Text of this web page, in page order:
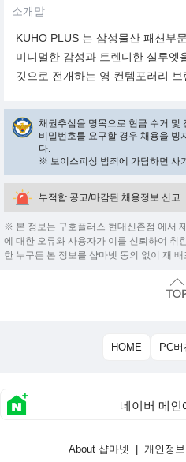
소개말
KUHO PLUS 는 삼성물산 패션부
미니멀한 감성과 트렌디한 실루엣
깃으로 전개하는 영 컨템포러리 브
채권추심을 명목으로 현금 수거 및
비밀번호를 요구할 경우 채용을 빙
다.
※ 보이스피싱 범죄에 가담하면 사
부적합 공고/마감된 채용정보 신고
※ 본 정보는 구호플러스 현대신촌점 에서
에 대한 오류와 사용자가 이를 신뢰하여 취
한 누구든 본 정보를 샵마넷 동의 없이 재
HOME PC버
네이버 메인
About 샵마넷 개인정